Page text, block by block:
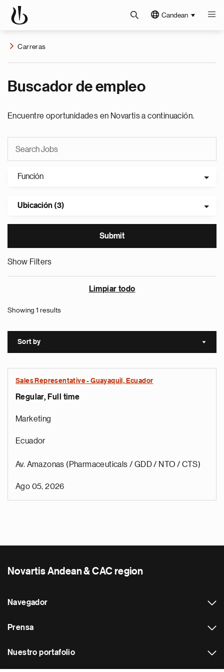
Candean
Carreras
Buscador de empleo
Encuentre oportunidades en Novartis a continuación.
Función
Ubicación (3)
Show Filters
Limpiar todo
Showing 1 results
Sort by Sort
Sales Representative - Guayaquil, Ecuador
Regular, Full time
Marketing
Ecuador
Av. Amazonas (Pharmaceuticals / GDD / NTO / CTS)
Ago 05, 2026
Novartis Andean & CAC region
Navegador
Prensa
Nuestro portafolio